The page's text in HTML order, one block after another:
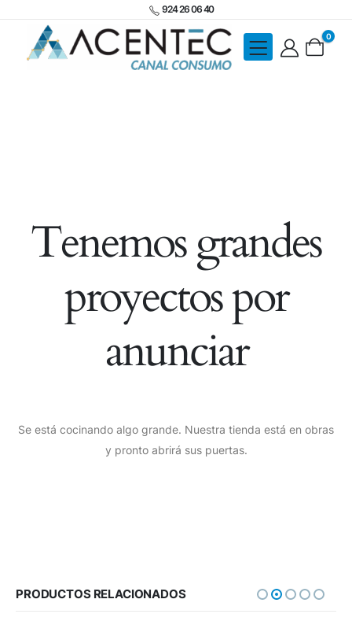
924 26 06 40
0
Tenemos grandes
proyectos por
anunciar
Se está cocinando algo grande. Nuestra tienda está en obras
y pronto abrirá sus puertas.
PRODUCTOS RELACIONADOS